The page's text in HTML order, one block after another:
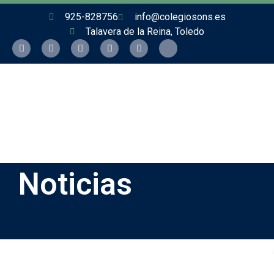
925-828756
info@colegiosons.es
Talavera de la Reina, Toledo
Noticias